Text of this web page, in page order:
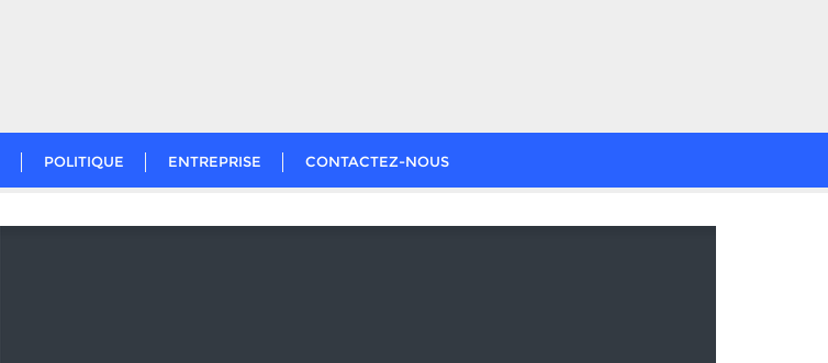
POLITIQUE ENTREPRISE CONTACTEZ-NOUS